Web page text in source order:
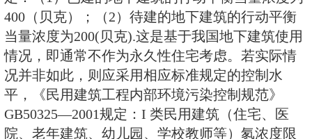
GB/T118883—2002，均明确了各
氡浓度控制标准。2004年国家住在
程中心制订的《健康住宅建设技术
版）》中也将氡浓度控制标准列入
程的室内空气质量标准的要素之中